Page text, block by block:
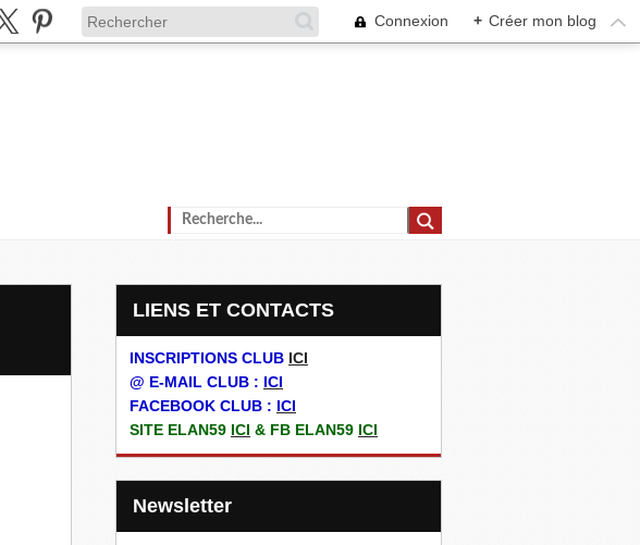
Connexion + Créer mon blog
LIENS ET CONTACTS
INSCRIPTIONS CLUB ICI
@ E-MAIL CLUB : ICI
FACEBOOK CLUB : ICI
SITE ELAN59 ICI & FB ELAN59 ICI
Newsletter